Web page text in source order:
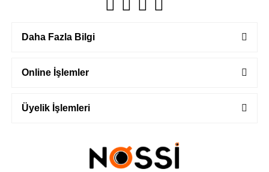
Daha Fazla Bilgi
Online İşlemler
Üyelik İşlemleri